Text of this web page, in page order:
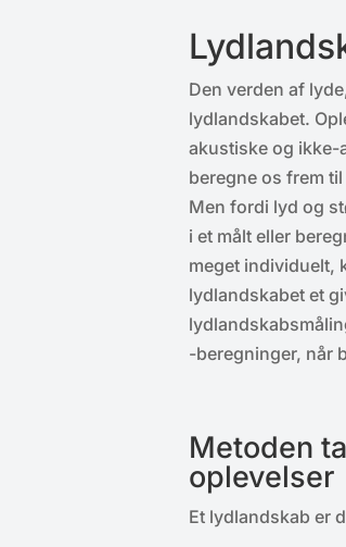
Den verden af
lydlandskabet.
akustiske og ikke-
beregne os frem
Men fordi lyd og
i et målt eller
meget individuelt,
lydlandskabet et
-beregninger, når
Metoden
oplevelser
Et lydlandskab er